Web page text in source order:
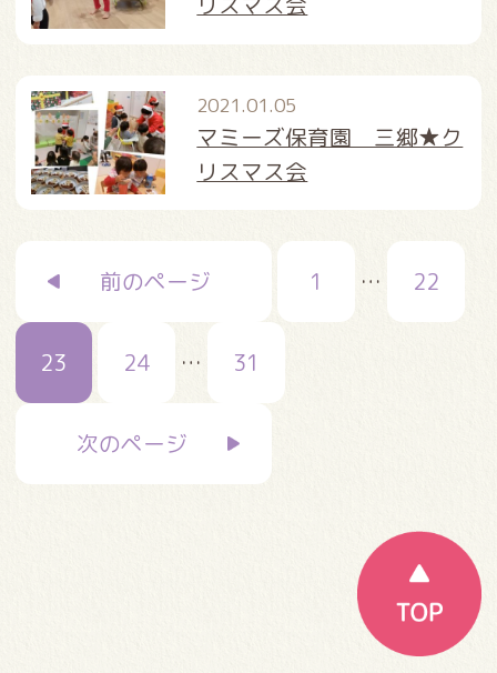
2021.01.05
マミーズ保育園 三郷★ク
リスマス会
の
ー
前のページ 1 … 22
23 24 … 31
次のページ